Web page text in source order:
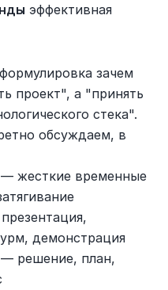
эффективная
зачем
проект", а "принять
стека".
обсуждаем, в
— жесткие временные
демонстрация
— решение, план,